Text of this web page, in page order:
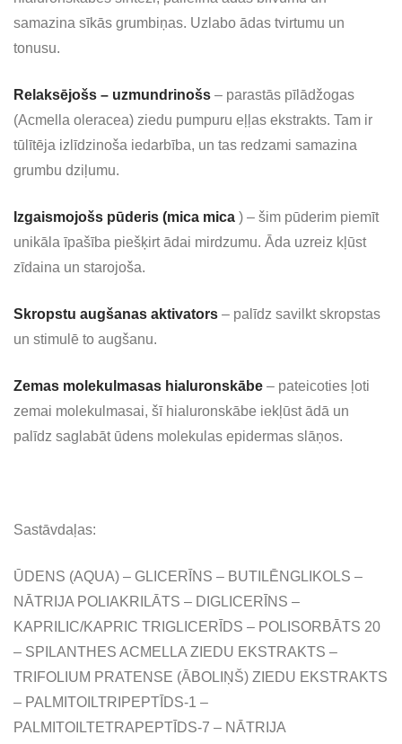
samazina sīkās grumbiņas. Uzlabo ādas tvirtumu un
tonusu.
Relaksējošs – uzmundrinošs – parastās pīlādžogas
(Acmella oleracea) ziedu pumpuru eļļas ekstrakts. Tam ir
tūlītēja izlīdzinoša iedarbība, un tas redzami samazina
grumbu dziļumu.
Izgaismojošs pūderis (mica mica ) – šim pūderim piemīt
unikāla īpašība piešķirt ādai mirdzumu. Āda uzreiz kļūst
zīdaina un starojoša.
Skropstu augšanas aktivators – palīdz savilkt skropstas
un stimulē to augšanu.
Zemas molekulmasas hialuronskābe – pateicoties ļoti
zemai molekulmasai, šī hialuronskābe iekļūst ādā un
palīdz saglabāt ūdens molekulas epidermas slāņos.
Sastāvdaļas:
ŪDENS (AQUA) – GLICERĪNS – BUTILĒNGLIKOLS –
NĀTRIJA POLIAKRILĀTS – DIGLICERĪNS –
KAPRILIC/KAPRIC TRIGLICERĪDS – POLISORBĀTS 20
– SPILANTHES ACMELLA ZIEDU EKSTRAKTS –
TRIFOLIUM PRATENSE (ĀBOLIŅŠ) ZIEDU EKSTRAKTS
– PALMITOILTRIPEPTĪDS-1 –
PALMITOILTETRAPEPTĪDS-7 – NĀTRIJA